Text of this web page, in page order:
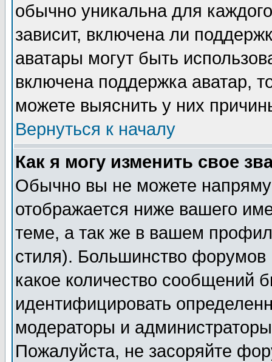
обычно уникальна для
зависит, включена ли
аватары могут быть
включена поддержка аватар,
можете выяснить у них
Вернуться к началу
Как я могу изменить свое
Обычно вы не можете
отображается ниже вашего
теме, а так же в вашем
стиля). Большинство форумов
какое количество сообщений
идентифицировать
модераторы и
Пожалуйста, не засоряйте